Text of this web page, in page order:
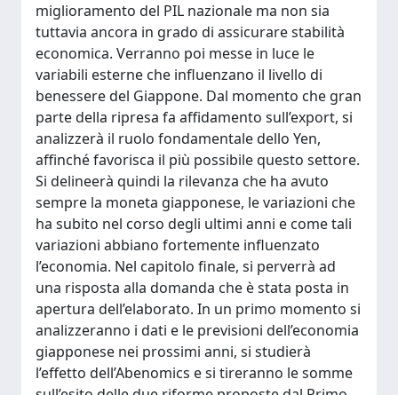
miglioramento del PIL nazionale ma non sia
tuttavia ancora in grado di assicurare stabilità
economica. Verranno poi messe in luce le
variabili esterne che influenzano il livello di
benessere del Giappone. Dal momento che gran
parte della ripresa fa affidamento sull’export, si
analizzerà il ruolo fondamentale dello Yen,
affinché favorisca il più possibile questo settore.
Si delineerà quindi la rilevanza che ha avuto
sempre la moneta giapponese, le variazioni che
ha subito nel corso degli ultimi anni e come tali
variazioni abbiano fortemente influenzato
l’economia. Nel capitolo finale, si perverrà ad
una risposta alla domanda che è stata posta in
apertura dell’elaborato. In un primo momento si
analizzeranno i dati e le previsioni dell’economia
giapponese nei prossimi anni, si studierà
l’effetto dell’Abenomics e si tireranno le somme